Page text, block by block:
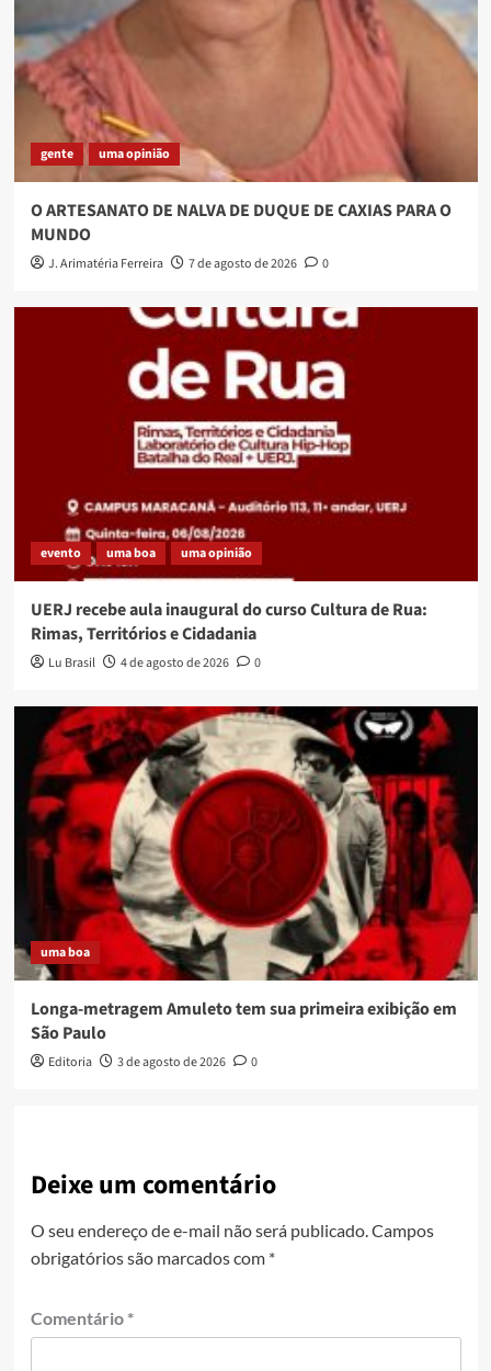
gente uma opinião
O ARTESANATO DE NALVA DE DUQUE DE CAXIAS PARA O
MUNDO
J. Arimatéria Ferreira 7 de agosto de 2026 0
evento uma boa uma opinião
UERJ recebe aula inaugural do curso Cultura de Rua:
Rimas, Territórios e Cidadania
Lu Brasil 4 de agosto de 2026 0
uma boa
Longa-metragem Amuleto tem sua primeira exibição em
São Paulo
Editoria 3 de agosto de 2026 0
Deixe um comentário
O seu endereço de e-mail não será publicado.Campos
obrigatórios são marcados com *
Comentário *